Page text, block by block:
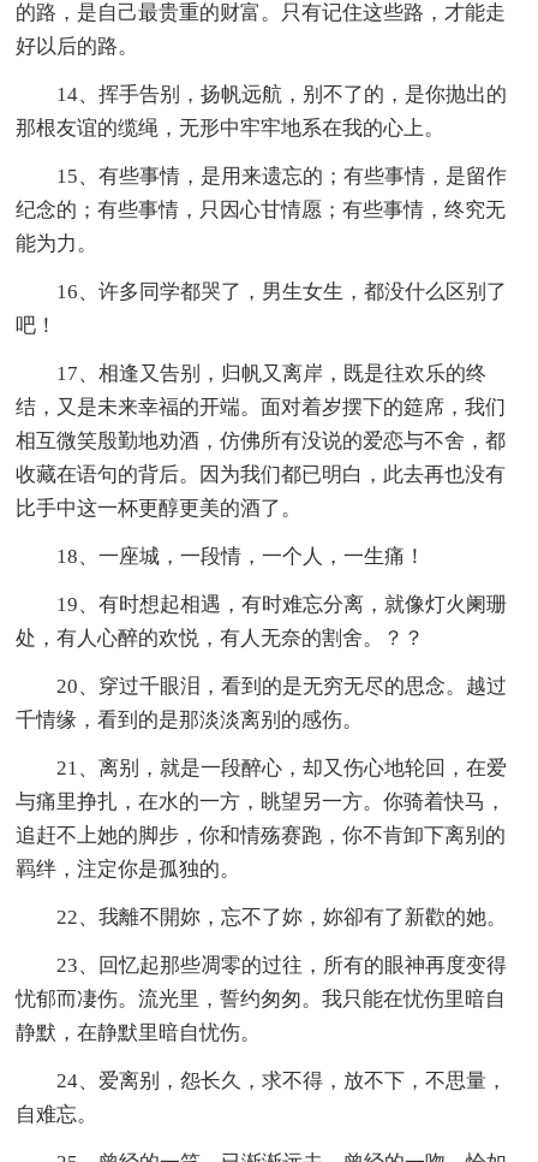
的路，是自己最贵重的财富。只有记住这些路，才能走
好以后的路。
14、挥手告别，扬帆远航，别不了的，是你抛出的
那根友谊的缆绳，无形中牢牢地系在我的心上。
15、有些事情，是用来遗忘的；有些事情，是留作
纪念的；有些事情，只因心甘情愿；有些事情，终究无
能为力。
16、许多同学都哭了，男生女生，都没什么区别了
吧！
17、相逢又告别，归帆又离岸，既是往欢乐的终
结，又是未来幸福的开端。面对着岁摆下的筵席，我们
相互微笑殷勤地劝酒，仿佛所有没说的爱恋与不舍，都
收藏在语句的背后。因为我们都已明白，此去再也没有
比手中这一杯更醇更美的酒了。
18、一座城，一段情，一个人，一生痛！
19、有时想起相遇，有时难忘分离，就像灯火阑珊
处，有人心醉的欢悦，有人无奈的割舍。？？
20、穿过千眼泪，看到的是无穷无尽的思念。越过
千情缘，看到的是那淡淡离别的感伤。
21、离别，就是一段醉心，却又伤心地轮回，在爱
与痛里挣扎，在水的一方，眺望另一方。你骑着快马，
追赶不上她的脚步，你和情殇赛跑，你不肯卸下离别的
羁绊，注定你是孤独的。
22、我離不開妳，忘不了妳，妳卻有了新歡的她。
23、回忆起那些凋零的过往，所有的眼神再度变得
忧郁而凄伤。流光里，誓约匆匆。我只能在忧伤里暗自
静默，在静默里暗自忧伤。
24、爱离别，怨长久，求不得，放不下，不思量，
自难忘。